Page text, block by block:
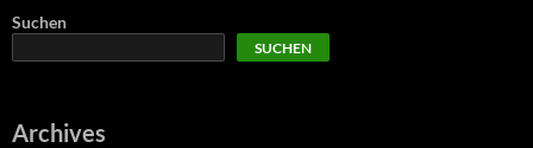
Suchen
SUCHEN
Archives